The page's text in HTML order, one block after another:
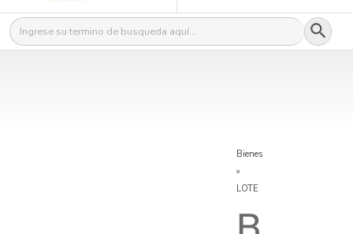
Buscar: Botón
Bienes
»
LOTE